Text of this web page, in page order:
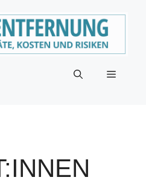
Menü